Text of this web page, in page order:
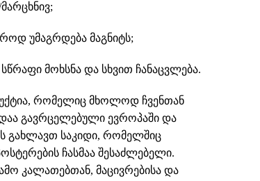
უმაგრდება მაგნიტს;
მოხსნა და სხვით ჩანაცვლება.
რომელიც მხოლოდ ჩვენთან
გავრცელებული ევროპაში და
გახლავთ საკიდი, რომელშიც
ჩასმაა შესაძლებელი.
კალათებთან, მაცივრებისა და